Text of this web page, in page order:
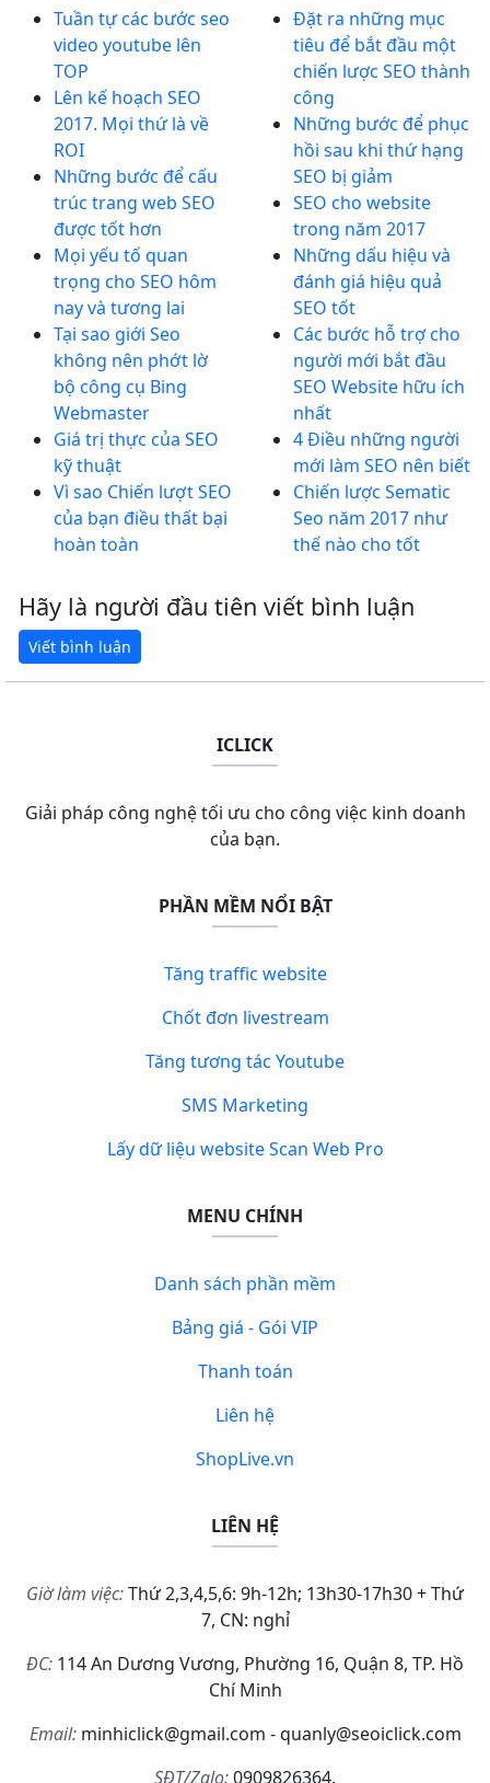
Tuần tự các bước seo
video youtube lên
TOP
Lên kế hoạch SEO
2017. Mọi thứ là về
ROI
Những bước để cấu
trúc trang web SEO
được tốt hơn
Mọi yếu tố quan
trọng cho SEO hôm
nay và tương lai
Tại sao giới Seo
không nên phớt lờ
bộ công cụ Bing
Webmaster
Giá trị thực của SEO
kỹ thuật
Vì sao Chiến lượt SEO
của bạn điều thất bại
hoàn toàn
Đặt ra những mục
tiêu để bắt đầu một
chiến lược SEO thành
công
Những bước để phục
hồi sau khi thứ hạng
SEO bị giảm
SEO cho website
trong năm 2017
Những dấu hiệu và
đánh giá hiệu quả
SEO tốt
Các bước hỗ trợ cho
người mới bắt đầu
SEO Website hữu ích
nhất
4 Điều những người
mới làm SEO nên biết
Chiến lược Sematic
Seo năm 2017 như
thế nào cho tốt
Hãy là người đầu tiên viết bình luận
ICLICK
Giải pháp công nghệ tối ưu cho công việc kinh doanh
của bạn.
PHẦN MỀM NỔI BẬT
Tăng traffic website
Chốt đơn livestream
Tăng tương tác Youtube
SMS Marketing
Lấy dữ liệu website Scan Web Pro
MENU CHÍNH
Danh sách phần mềm
Bảng giá - Gói VIP
Thanh toán
Liên hệ
ShopLive.vn
LIÊN HỆ
Giờ làm việc:Thứ 2,3,4,5,6: 9h-12h; 13h30-17h30 + Thứ
7, CN: nghỉ
ĐC: 114 An Dương Vương, Phường 16, Quận 8, TP. Hồ
Chí Minh
Email:minhiclick@gmail.com - quanly@seoiclick.com
SĐT/Zalo:0909826364.